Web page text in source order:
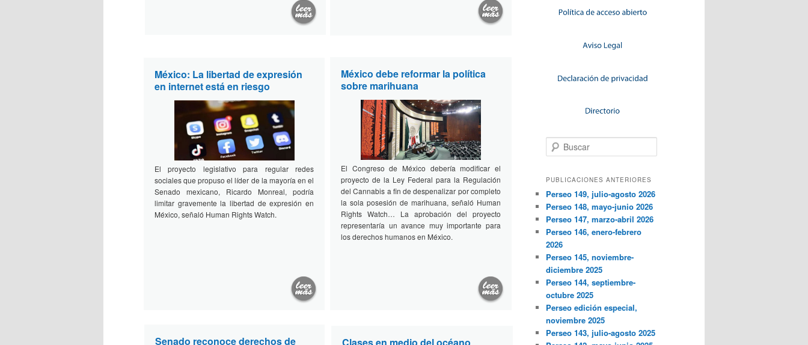
México: La libertad de expresión
en internet está en riesgo
El proyecto legislativo para regular redes
sociales que propuso el líder de la mayoría en el
Senado mexicano, Ricardo Monreal, podría
limitar gravemente la libertad de expresión en
México, señaló Human Rights Watch.
México debe reformar la política
sobre marihuana
El Congreso de México debería modificar el
proyecto de la Ley Federal para la Regulación
del Cannabis a fin de despenalizar por completo
la sola posesión de marihuana, señaló Human
Rights Watch… La aprobación del proyecto
representaría un avance muy importante para
los derechos humanos en México.
Senado reconoce derechos de
Clases en medio del océano
Buscar
PUBLICACIONES ANTERIORES
Perseo 149, julio-agosto 2026
Perseo 148, mayo-junio 2026
Perseo 147, marzo-abril 2026
Perseo 146, enero-febrero
2026
Perseo 145, noviembre-
diciembre 2025
Perseo 144, septiembre-
octubre 2025
Perseo edición especial,
noviembre 2025
Perseo 143, julio-agosto 2025